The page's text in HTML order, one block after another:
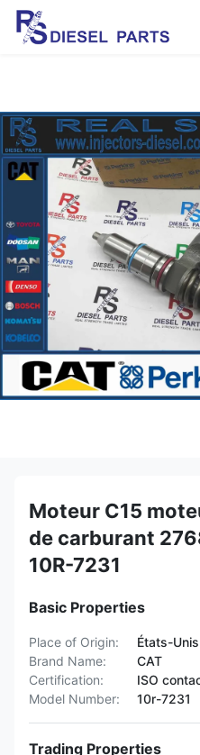
Moteur C15
de carburant
10R-7231
Basic Properties
Place of Origin:
États-Unis
Brand Name:
CAT
Certification:
ISO
Model Number:
10r-7231
Trading Properties